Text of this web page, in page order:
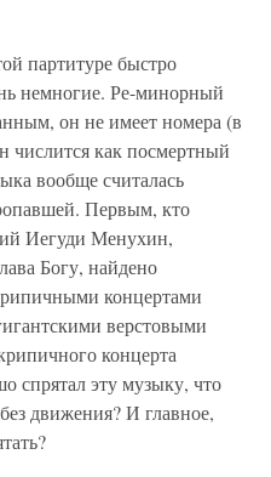
партитуре быстро
немногие. Ре-минорный
он не имеет номера (в
как посмертный
вообще считалась
Первым, кто
Иегуди Менухин,
Богу, найдено
концертами
верстовыми
концерта
спрятал эту музыку, что
движения? И главное,